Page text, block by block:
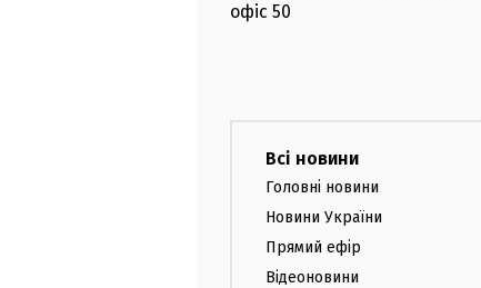
офіс 50
Всі новини
Головні новини
Новини України
Прямий ефір
Відеоновини